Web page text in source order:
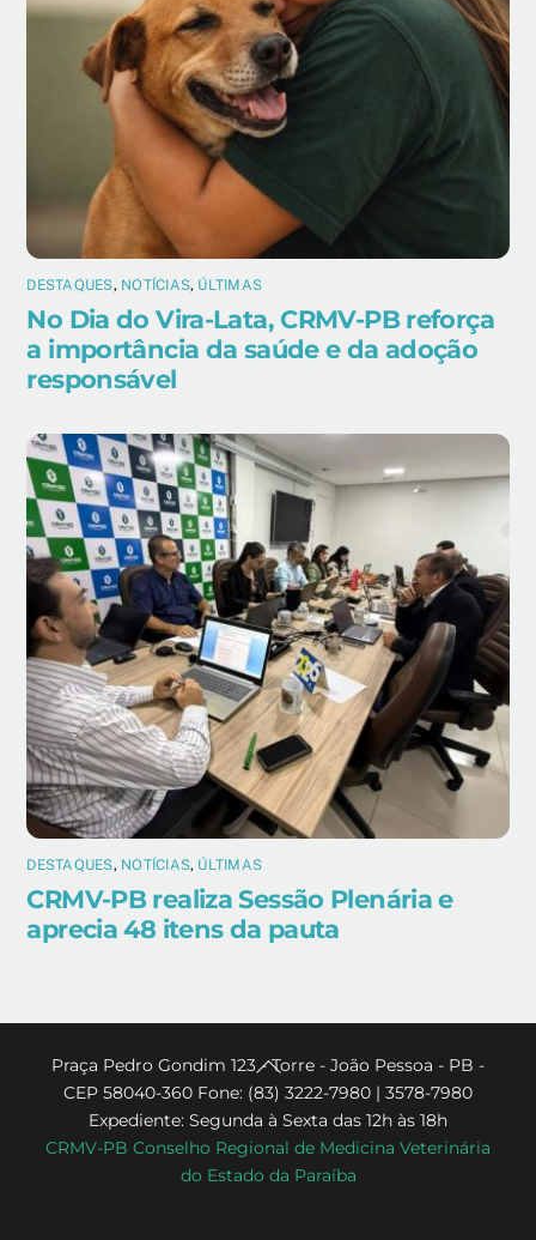
DESTAQUES, NOTÍCIAS, ÚLTIMAS
No Dia do Vira-Lata, CRMV-PB reforça
a importância da saúde e da adoção
responsável
DESTAQUES, NOTÍCIAS, ÚLTIMAS
CRMV-PB realiza Sessão Plenária e
aprecia 48 itens da pauta
Back
To
Top
Praça Pedro Gondim 123 - Torre - João Pessoa - PB -
CEP 58040-360 Fone: (83) 3222-7980 | 3578-7980
Expediente: Segunda à Sexta das 12h às 18h
CRMV-PB Conselho Regional de Medicina Veterinária
do Estado da Paraíba